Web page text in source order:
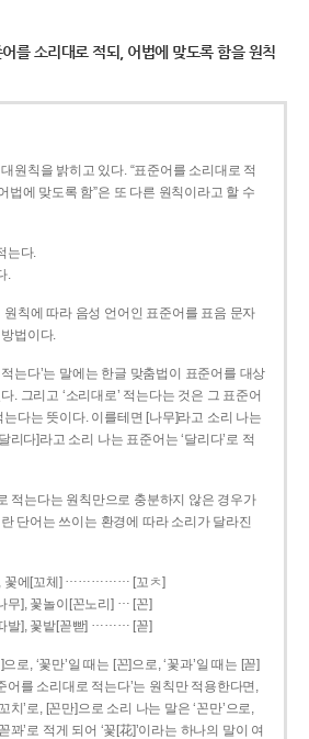
를 소리대로 적되, 어법에 맞도록 함을 원칙
원칙을 밝히고 있다. “표준어를 소리대로 적
법에 맞도록 함”은 또 다른 원칙이라고 할 수
는다.
.
칙에 따라 음성 언어인 표준어를 표음 문자
법이다.
는다’는 말에는 한글 맞춤법이 표준어를 대상
. 그리고 ‘소리대로’ 적는다는 것은 그 표준어
다는 뜻이다. 이를테면 [나무]라고 소리 나는
리다]라고 소리 나는 표준어는 ‘달리다’로 적
적는다는 원칙만으로 충분하지 않은 경우가
란 단어는 쓰이는 환경에 따라 소리가 달라진
꽃에[꼬체] …………… [꼬ㅊ]
무], 꽃놀이[꼰노리] … [꼰]
발], 꽃밭[꼳빧] ……… [꼳]
으로, ‘꽃만’일 때는 [꼰]으로, ‘꽃과’일 때는 [꼳]
어를 소리대로 적는다’는 원칙만 적용한다면,
치’로, [꼰만]으로 소리 나는 말은 ‘꼰만’으로,
꽈’로 적게 되어 ‘꽃[花]’이라는 하나의 말이 여